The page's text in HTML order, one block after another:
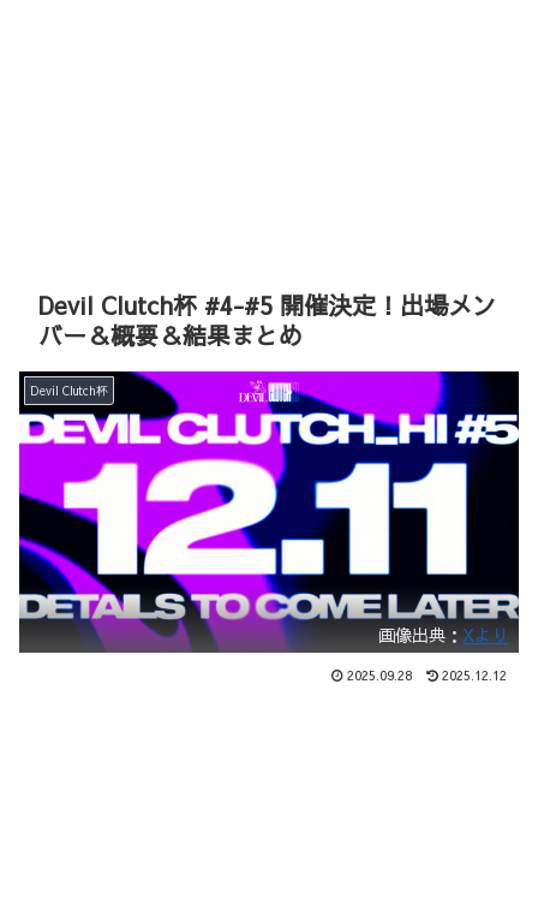
Devil Clutch杯 #4-#5 開催決定！出場メン
バー＆概要＆結果まとめ
Devil Clutch杯
画像出典： Xより
2025.09.28 2025.12.12